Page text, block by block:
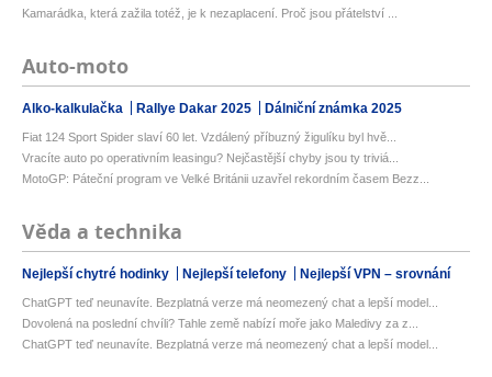
Kamarádka, která zažila totéž, je k nezaplacení. Proč jsou přátelství ...
Auto-moto
Alko-kalkulačka Rallye Dakar 2025 Dálniční známka 2025
Fiat 124 Sport Spider slaví 60 let. Vzdálený příbuzný žigulíku byl hvě...
Vracíte auto po operativním leasingu? Nejčastější chyby jsou ty triviá...
MotoGP: Páteční program ve Velké Británii uzavřel rekordním časem Bezz...
Věda a technika
Nejlepší chytré hodinky Nejlepší telefony Nejlepší VPN – srovnání
ChatGPT teď neunavíte. Bezplatná verze má neomezený chat a lepší model...
Dovolená na poslední chvíli? Tahle země nabízí moře jako Maledivy za z...
ChatGPT teď neunavíte. Bezplatná verze má neomezený chat a lepší model...